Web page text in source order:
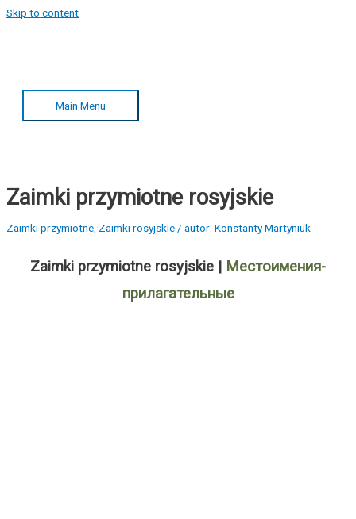
Skip to content
Main Menu
Zaimki przymiotne rosyjskie
Zaimki przymiotne Zaimki rosyjskie / autor: Konstanty Martyniuk
Zaimki przymiotne rosyjskie | Местоимения-
прилагательные